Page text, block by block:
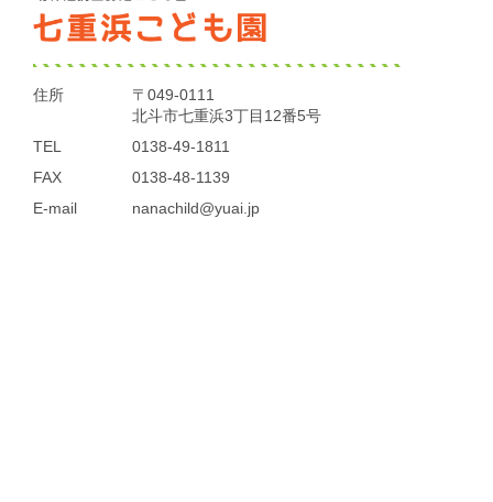
住所
〒049-0111
北斗市七重浜3丁目12番5号
TEL
0138-49-1811
FAX
0138-48-1139
E-mail
nanachild@yuai.jp